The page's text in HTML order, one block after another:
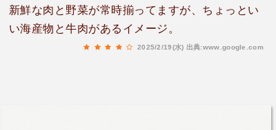
新鮮な肉と野菜が常時揃ってますが、ちょっとい
い海産物と牛肉があるイメージ。
2025/2/19(水) 出典:www.google.com